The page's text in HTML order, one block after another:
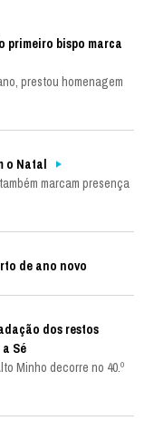
primeiro bispo marca
prestou homenagem
o Natal
marcam presença
de ano novo
dos restos
Sé
Minho decorre no 40.º